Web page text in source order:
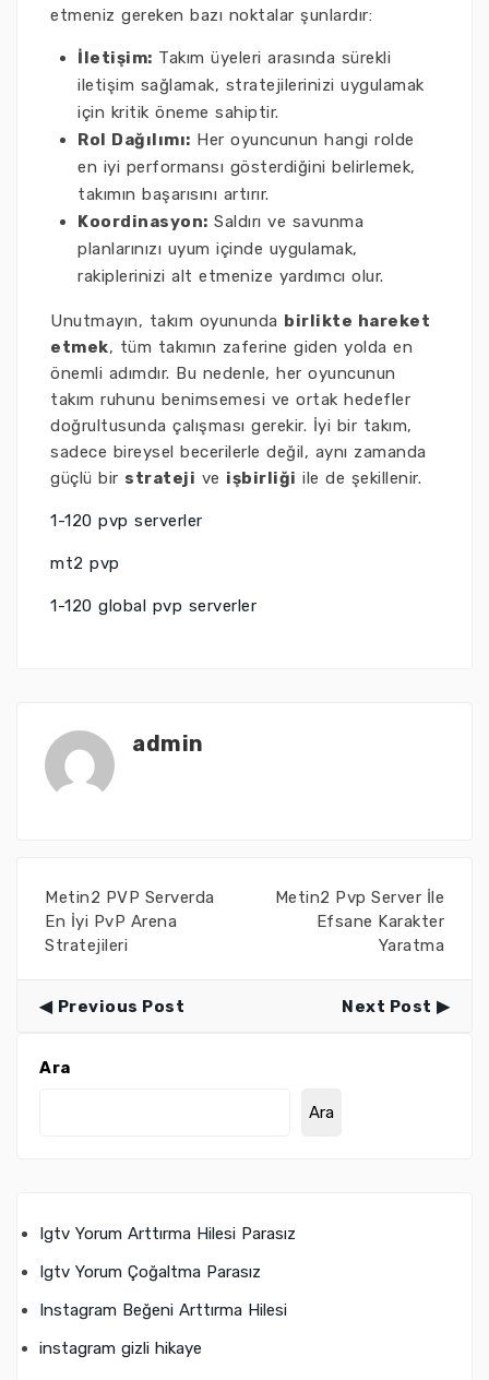
etmeniz gereken bazı noktalar şunlardır:
İletişim: Takım üyeleri arasında sürekli
iletişim sağlamak, stratejilerinizi uygulamak
için kritik öneme sahiptir.
Rol Dağılımı: Her oyuncunun hangi rolde
en iyi performansı gösterdiğini belirlemek,
takımın başarısını artırır.
Koordinasyon: Saldırı ve savunma
planlarınızı uyum içinde uygulamak,
rakiplerinizi alt etmenize yardımcı olur.
Unutmayın, takım oyununda birlikte hareket
etmek, tüm takımın zaferine giden yolda en
önemli adımdır. Bu nedenle, her oyuncunun
takım ruhunu benimsemesi ve ortak hedefler
doğrultusunda çalışması gerekir. İyi bir takım,
sadece bireysel becerilerle değil, aynı zamanda
güçlü bir strateji ve işbirliği ile de şekillenir.
1-120 pvp serverler
mt2 pvp
1-120 global pvp serverler
admin
Metin2 PVP Serverda
En İyi PvP Arena
Stratejileri
Metin2 Pvp Server İle
Efsane Karakter
Yaratma
Previous Post Next Post
Ara
Ara
Igtv Yorum Arttırma Hilesi Parasız
Igtv Yorum Çoğaltma Parasız
Instagram Beğeni Arttırma Hilesi
instagram gizli hikaye